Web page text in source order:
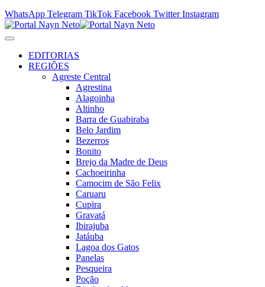
WhatsApp Telegram TikTok Facebook Twitter Instagram
EDITORIAS
REGIÕES
Agreste Central
Agrestina
Alagoinha
Altinho
Barra de Guabiraba
Belo Jardim
Bezerros
Bonito
Brejo da Madre de Deus
Cachoeirinha
Camocim de São Felix
Caruaru
Cupira
Gravatá
Ibirajuba
Jatáuba
Lagoa dos Gatos
Panelas
Pesqueira
Poção